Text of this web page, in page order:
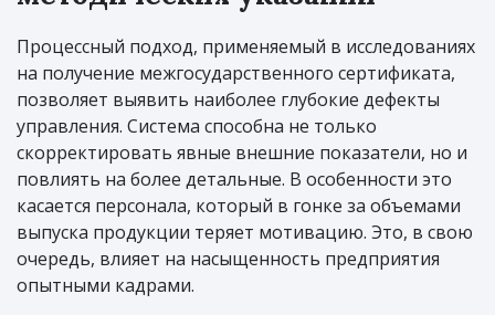
Процессный подход, применяемый в исследованиях
на получение межгосударственного сертификата,
позволяет выявить наиболее глубокие дефекты
управления. Система способна не только
скорректировать явные внешние показатели, но и
повлиять на более детальные. В особенности это
касается персонала, который в гонке за объемами
выпуска продукции теряет мотивацию. Это, в свою
очередь, влияет на насыщенность предприятия
опытными кадрами.